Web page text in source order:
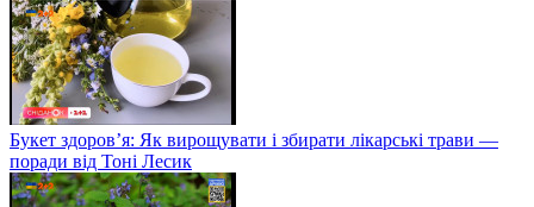
Букет здоров’я: Як вирощувати і збирати лікарські трави —
поради від Тоні Лесик